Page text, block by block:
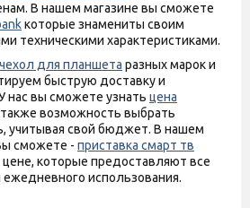
В нашем магазине вы сможете
которые знамениты своим
техническими характеристиками.
для планшета разных марок и
быструю доставку и
нас вы сможете узнать цена
также возможность выбрать
свой бюджет. В нашем
сможете - приставка смарт тв
которые предоставляют все
использования.